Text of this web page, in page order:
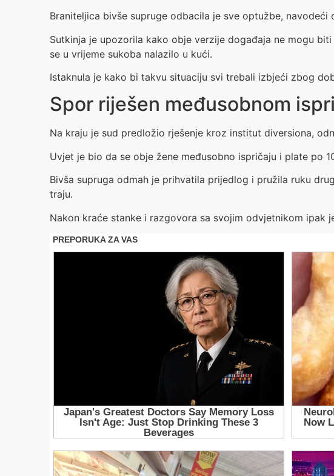
Braniteljica bivše supruge odbacila je sve optužbe,
Sutkinja je upozorila kako obje verzije događaja ne mogu
se u vrijeme sukoba nalazilo u kući.
Istaknula je kako bi takvu situaciju svi trebali izbjeći zbog
Spor riješen međusobnom
Na kraju je sud predložio rješenje kroz institut diversiona,
Uvjet je bio da se obje žene međusobno ispričaju i plate po
Bivša supruga odmah je prihvatila prijedlog i pružila ruku
traju.
Nakon kraće stanke i razgovora sa svojim odvjetnikom ipak